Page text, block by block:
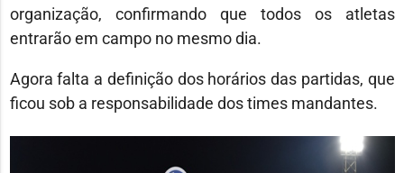
organização, confirmando que todos os atletas
entrarão em campo no mesmo dia.
Agora falta a definição dos horários das partidas, que
ficou sob a responsabilidade dos times mandantes.